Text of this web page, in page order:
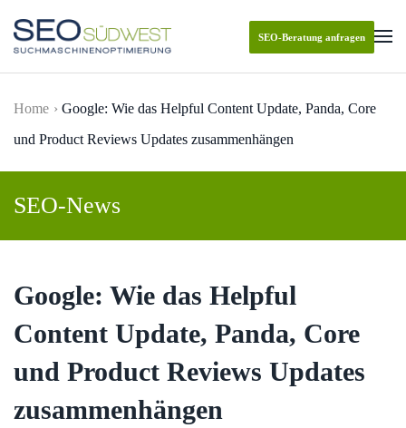
Skip to main content
SEO-Beratung anfragen
Home
Google: Wie das Helpful Content Update, Panda, Core
und Product Reviews Updates zusammenhängen
SEO-News
Google: Wie das Helpful
Content Update, Panda, Core
und Product Reviews Updates
zusammenhängen